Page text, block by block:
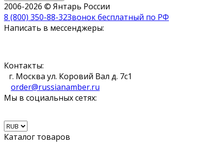
2006-2026 © Янтарь России
8 (800) 350-88-32Звонок бесплатный по РФ
Написать в мессенджеры:
Контакты:
г. Москва ул. Коровий Вал д. 7с1
order@russianamber.ru
Мы в социальных сетях:
Каталог товаров